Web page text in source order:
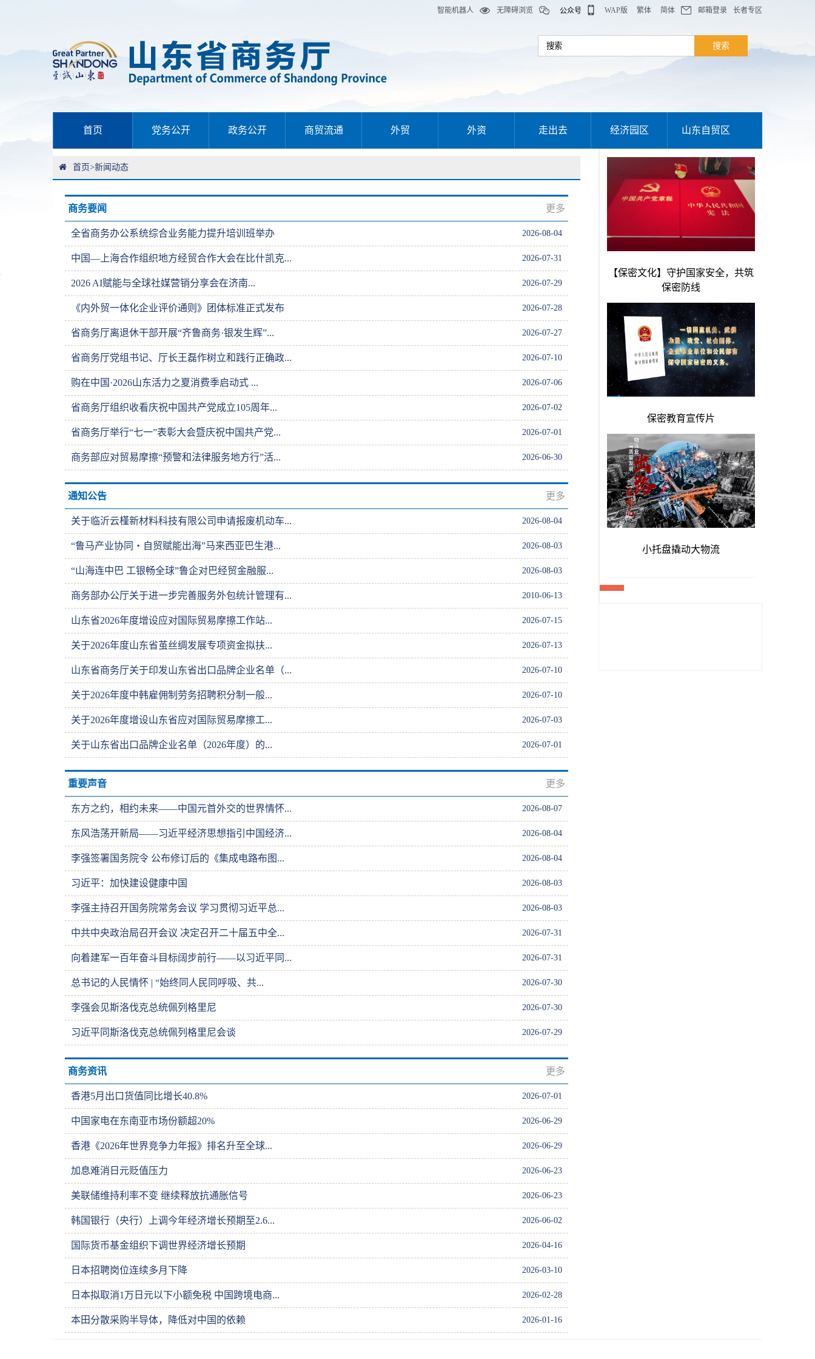
智能机器人 无障碍浏览 公众号 WAP版 繁体 简体 邮箱登录 长者专区
首页 党务公开 政务公开 商贸流通 外贸 外资 走出去 经济园区 山东自贸区
首页>新闻动态
商务要闻 更多
全省商务办公系统综合业务能力提升培训班举办 2026-08-04
中国—上海合作组织地方经贸合作大会在比什凯克... 2026-07-31
2026 AI赋能与全球社媒营销分享会在济南... 2026-07-29
《内外贸一体化企业评价通则》团体标准正式发布 2026-07-28
省商务厅离退休干部开展“齐鲁商务·银发生辉”... 2026-07-27
省商务厅党组书记、厅长王磊作树立和践行正确政... 2026-07-10
购在中国·2026山东活力之夏消费季启动式 ... 2026-07-06
省商务厅组织收看庆祝中国共产党成立105周年... 2026-07-02
省商务厅举行“七一”表彰大会暨庆祝中国共产党... 2026-07-01
商务部应对贸易摩擦“预警和法律服务地方行”活... 2026-06-30
通知公告 更多
关于临沂云槿新材料科技有限公司申请报废机动车... 2026-08-04
“鲁马产业协同・自贸赋能出海”马来西亚巴生港... 2026-08-03
“山海连中巴 工银畅全球”鲁企对巴经贸金融服... 2026-08-03
商务部办公厅关于进一步完善服务外包统计管理有... 2010-06-13
山东省2026年度增设应对国际贸易摩擦工作站... 2026-07-15
关于2026年度山东省茧丝绸发展专项资金拟扶... 2026-07-13
山东省商务厅关于印发山东省出口品牌企业名单（... 2026-07-10
关于2026年度中韩雇佣制劳务招聘积分制一般... 2026-07-10
关于2026年度增设山东省应对国际贸易摩擦工... 2026-07-03
关于山东省出口品牌企业名单（2026年度）的... 2026-07-01
重要声音 更多
东方之约，相约未来——中国元首外交的世界情怀... 2026-08-07
东风浩荡开新局——习近平经济思想指引中国经济... 2026-08-04
李强签署国务院令 公布修订后的《集成电路布图... 2026-08-04
习近平：加快建设健康中国 2026-08-03
李强主持召开国务院常务会议 学习贯彻习近平总... 2026-08-03
中共中央政治局召开会议 决定召开二十届五中全... 2026-07-31
向着建军一百年奋斗目标阔步前行——以习近平同... 2026-07-31
总书记的人民情怀 | “始终同人民同呼吸、共... 2026-07-30
李强会见斯洛伐克总统佩列格里尼 2026-07-30
习近平同斯洛伐克总统佩列格里尼会谈 2026-07-29
商务资讯 更多
香港5月出口货值同比增长40.8% 2026-07-01
中国家电在东南亚市场份额超20% 2026-06-29
香港《2026年世界竞争力年报》排名升至全球... 2026-06-29
加息难消日元贬值压力 2026-06-23
美联储维持利率不变 继续释放抗通胀信号 2026-06-23
韩国银行（央行）上调今年经济增长预期至2.6... 2026-06-02
国际货币基金组织下调世界经济增长预期 2026-04-16
日本招聘岗位连续多月下降 2026-03-10
日本拟取消1万日元以下小额免税 中国跨境电商... 2026-02-28
本田分散采购半导体，降低对中国的依赖 2026-01-16